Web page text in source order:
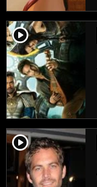
player2
player2